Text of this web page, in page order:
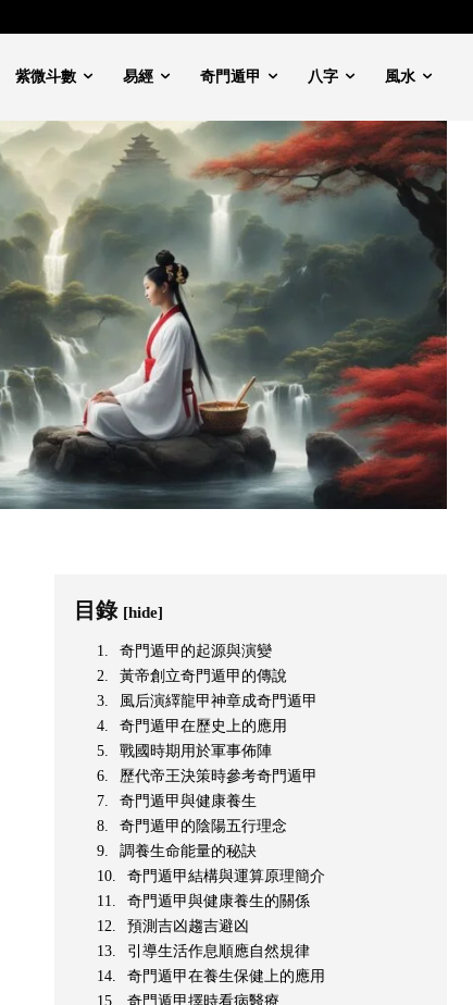
紫微斗數 易經 奇門遁甲 八字 風水
目錄 [hide]
奇門遁甲的起源與演變
黃帝創立奇門遁甲的傳說
風后演繹龍甲神章成奇門遁甲
奇門遁甲在歷史上的應用
戰國時期用於軍事佈陣
歷代帝王決策時參考奇門遁甲
奇門遁甲與健康養生
奇門遁甲的陰陽五行理念
調養生命能量的秘訣
奇門遁甲結構與運算原理簡介
奇門遁甲與健康養生的關係
預測吉凶趨吉避凶
引導生活作息順應自然規律
奇門遁甲在養生保健上的應用
奇門遁甲擇時看病醫療